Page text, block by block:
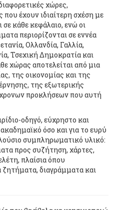
χώρες,
που έχουν ιδιαίτερη σχέση με
σε κάθε κεφάλαιο, ενώ οι
περιορίζονται σε εννέα
Ολλανδία, Γαλλία,
Τσεχική Δημοκρατία και
χώρας αποτελείται από μια
της οικονομίας και της
της εξωτερικής
προκλήσεων που αυτή
οδηγό, εύχρηστο και
όσο και για το ευρύ
συμπληρωματικό υλικό:
προς συζήτηση, χάρτες,
πλαίσια όπου
ζητήματα, διαγράμματα και